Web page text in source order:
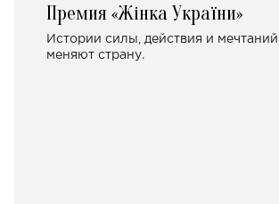
Премия «Жінка України»
Истории силы, действия и
меняют страну.